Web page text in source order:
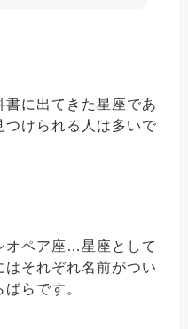
に出てきた星座であ
つけられる人は多いで
オペア座…星座として
それぞれ名前がつい
らです。